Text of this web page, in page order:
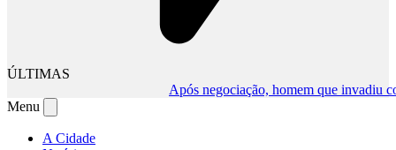
ÚLTIMAS
Após negociação, homem que invadiu
Menu
A Cidade